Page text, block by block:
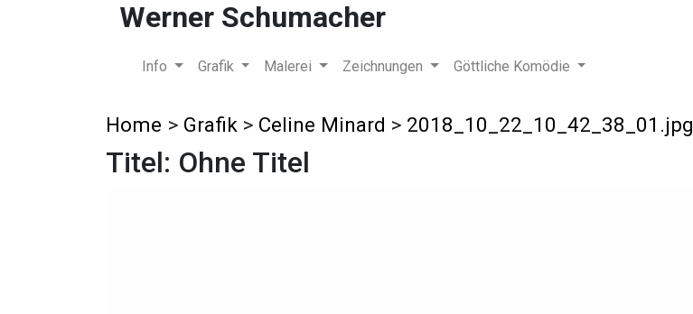
Werner Schumacher
Info Grafik Malerei Zeichnungen Göttliche Komödie
Home > Grafik > Celine Minard > 2018_10_22_10_42_38_01.jpg
Titel: Ohne Titel